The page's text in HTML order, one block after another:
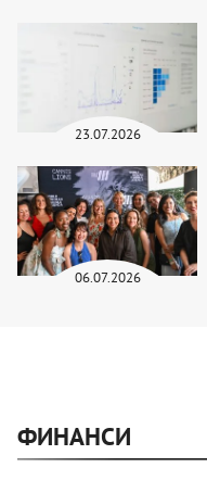
23.07.2026
06.07.2026
ФИНАНСИ